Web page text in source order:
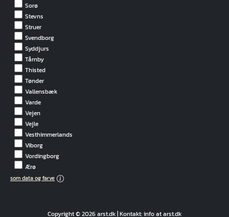
Sorø
Stevns
Struer
Svendborg
Syddjurs
Tårnby
Thisted
Tønder
Vallensbæk
Varde
Vejen
Vejle
Vesthimmerlands
Viborg
Vordingborg
Ærø
som data og farve
Copyright © 2026 arst.dk | Kontakt: info at arst.dk